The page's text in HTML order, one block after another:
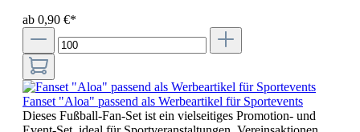
ab 0,90 €*
Fanset "Aloa" passend als Werbeartikel für Sportevents
Dieses Fußball-Fan-Set ist ein vielseitiges Promotion- und